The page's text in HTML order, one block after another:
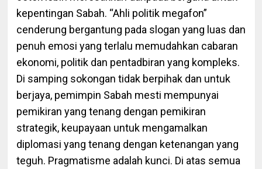
kepentingan Sabah. “Ahli politik megafon”
cenderung bergantung pada slogan yang luas dan
penuh emosi yang terlalu memudahkan cabaran
ekonomi, politik dan pentadbiran yang kompleks.
Di samping sokongan tidak berpihak dan untuk
berjaya, pemimpin Sabah mesti mempunyai
pemikiran yang tenang dengan pemikiran
strategik, keupayaan untuk mengamalkan
diplomasi yang tenang dengan ketenangan yang
teguh. Pragmatisme adalah kunci. Di atas semua